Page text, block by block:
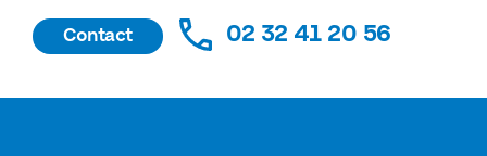
Contact 02 32 41 20 56